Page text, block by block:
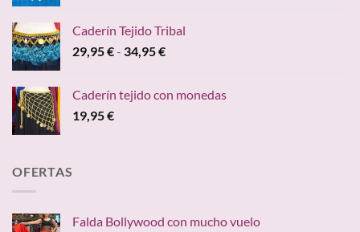
Caderín Tejido Tribal
29,95€- 34,95€Rango
desde
Caderín tejido con monedas
19,95€
OFERTAS
Falda Bollywood con mucho vuelo